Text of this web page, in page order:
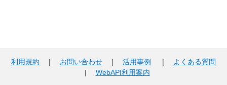
利用規約 | お問い合わせ | 活用事例 |
よくある質問
| WebAPI利用案内